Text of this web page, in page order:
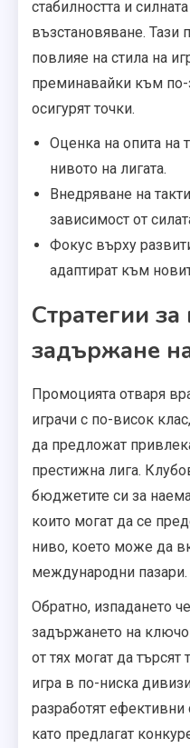
стабилността и
възстановяване.
повлияе на стила на
преминавайки към по-
осигурят точки.
Оценка на опита на
нивото на лигата.
Внедряване на
зависимост от
Фокус върху
адаптират към
Стратегии
задържане
Промоцията отваря
играчи с по-висок
да предложат
престижна лига.
бюджетите си за
които могат да се
ниво, което може да
международни пазари.
Обратно, изпадането
задържането на
от тях могат да търсят
игра в по-ниска
разработят ефективни
като предлагат